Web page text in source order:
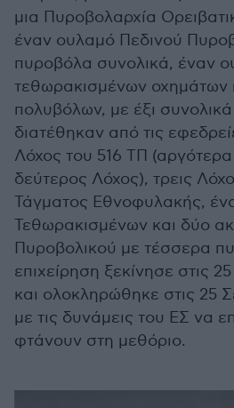
μια Πυροβολαρχία
έναν ουλαμό Πεδινού
πυροβόλα συνολικά, έναν
τεθωρακισμένων οχημάτων
πολυβόλων, με έξι
διατέθηκαν από τις
Λόχος του 516 ΤΠ (αργότερα
δεύτερος Λόχος), τρεις
Τάγματος Εθνοφυλακής,
Τεθωρακισμένων και δύο
Πυροβολικού με τέσσερα
επιχείρηση ξεκίνησε στις
και ολοκληρώθηκε στις 25
με τις δυνάμεις του ΕΣ να
φτάνουν στη μεθόριο.